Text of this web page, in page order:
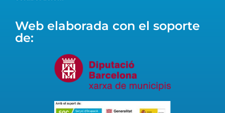
Web elaborada con el soporte
de: